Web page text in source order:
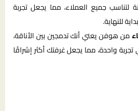
لتناسب جميع العملاء، مما يجعل تجربة
للنهاية.
من هوفن يعني أنك تدمجين بين الأناقة،
تجربة واحدة، مما يجعل غرفتك أكثر إشراقًا